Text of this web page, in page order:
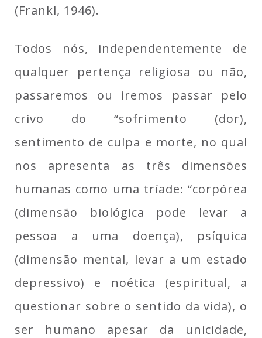
(Frankl, 1946).
Todos nós, independentemente de
qualquer pertença religiosa ou não,
passaremos ou iremos passar pelo
crivo do “sofrimento (dor),
sentimento de culpa e morte, no qual
nos apresenta as três dimensões
humanas como uma tríade: “corpórea
(dimensão biológica pode levar a
pessoa a uma doença), psíquica
(dimensão mental, levar a um estado
depressivo) e noética (espiritual, a
questionar sobre o sentido da vida), o
ser humano apesar da unicidade,